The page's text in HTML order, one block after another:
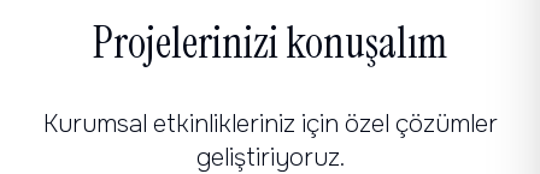
Projelerinizi konuşalım
Kurumsal etkinlikleriniz için özel çözümler
geliştiriyoruz.